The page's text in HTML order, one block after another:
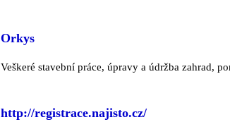
Orkys
Veškeré stavební práce, úpravy a údržba zahrad,
http://registrace.najisto.cz/